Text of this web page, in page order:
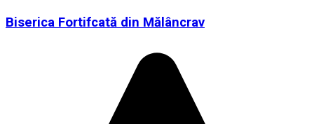
Biserica Fortifcată din Mălâncrav